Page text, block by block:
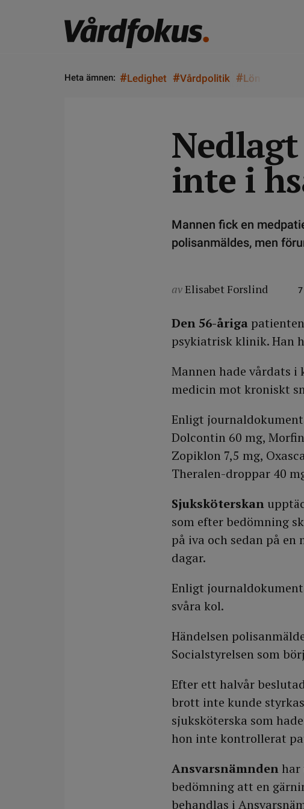
Heta ämnen: #Ledighet #Vårdpolitik #Lön
inte i
Mannen fick en
polisanmäldes, men
avElisabet Forslind 7
Den 56-åriga
psykiatrisk klinik. Han
Mannen hade vårdats
medicin mot kroniskt
Enligt
Dolcontin 60 mg,
Zopiklon 7,5 mg,
Theralen-droppar 40
Sjuksköterskan
som efter bedömning
på iva och sedan på
dagar.
Enligt
svåra kol.
Händelsen
Socialstyrelsen som
Efter ett halvår
brott inte kunde
sjuksköterska som
hon inte kontrollerat
Ansvarsnämndenhar
bedömning att en
behandlas i